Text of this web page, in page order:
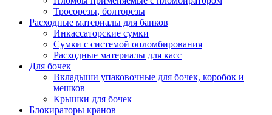
Тросорезы, болторезы
Расходные материалы для банков
Инкассаторские сумки
Сумки с системой опломбирования
Расходные материалы для касс
Для бочек
Вкладыши упаковочные для бочек, коробок и
мешков
Крышки для бочек
Блокираторы кранов